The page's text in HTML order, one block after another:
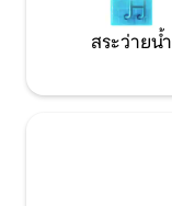
สระว่ายน้ำ